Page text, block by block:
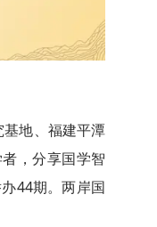
地、福建平潭
，分享国学智
44期。两岸国